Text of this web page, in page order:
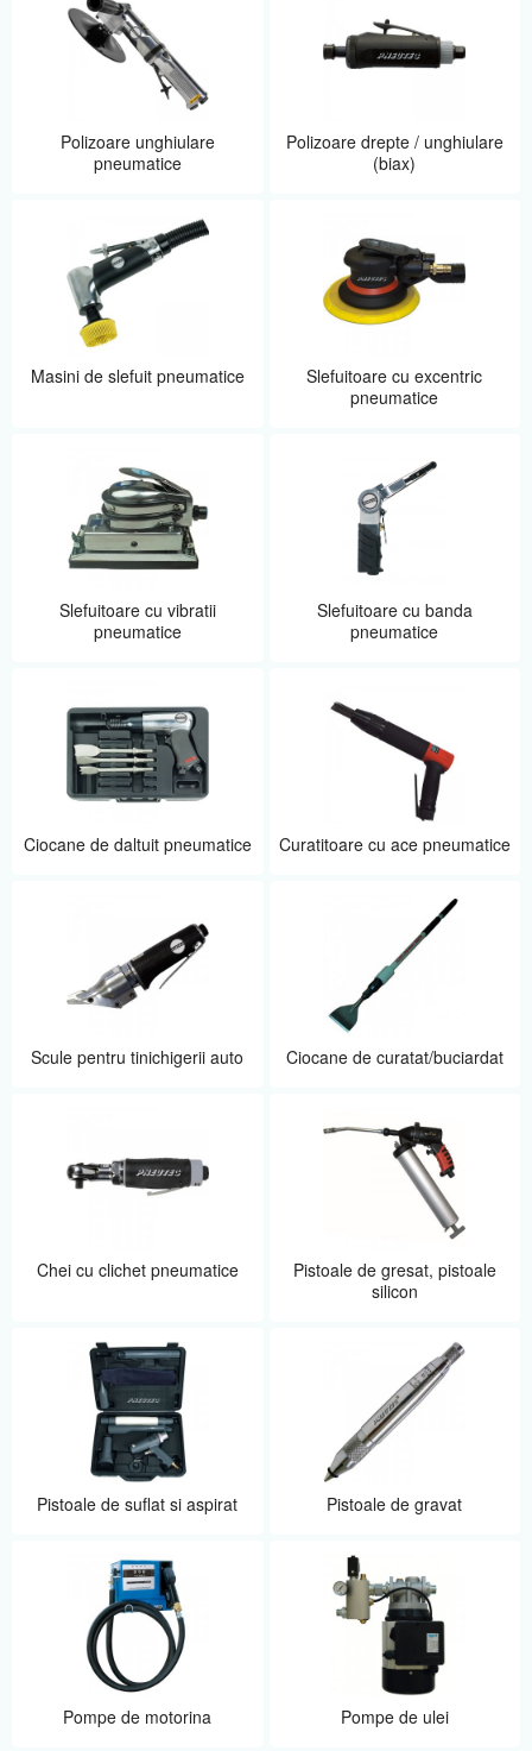
Polizoare unghiulare
pneumatice
Polizoare drepte / unghiulare
(biax)
Masini de slefuit pneumatice
Slefuitoare cu excentric
pneumatice
Slefuitoare cu vibratii
pneumatice
Slefuitoare cu banda
pneumatice
Ciocane de daltuit pneumatice Curatitoare cu ace pneumatice
Scule pentru tinichigerii auto Ciocane de curatat/buciardat
Chei cu clichet pneumatice
Pistoale de gresat, pistoale
silicon
Pistoale de suflat si aspirat Pistoale de gravat
Pompe de motorina Pompe de ulei